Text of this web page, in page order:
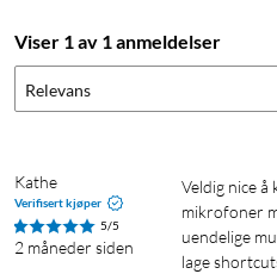
Viser 1 av 1 anmeldelser
Relevans
Kathe
Verifisert kjøper
5/5
2 måneder siden
Veldig nice å kunne mute og bytte mellom
mikrofoner
uendelige
lage